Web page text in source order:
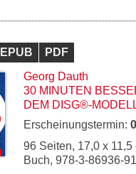
EPUB
PDF
Georg Dauth
30 MINUTEN
DEM DISG®-
Erscheinungstermin:
96 Seiten, 17,0 x 11,5
Buch, 978-3-86936-